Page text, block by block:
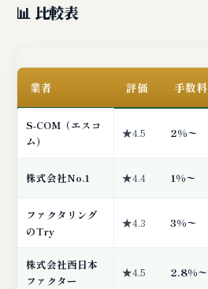
📊 比較表
業者 評価 手数料
S-COM（エスコ
ム）
★4.5 2%〜
株式会社No.1 ★4.4 1%〜
ファクタリング
のTry
★4.3 3%〜
株式会社西日本
ファクター
★4.5 2.8%〜